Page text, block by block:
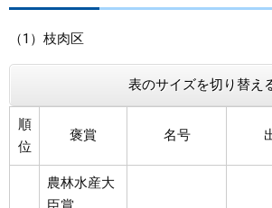
（1）枝肉区
表のサイズを切り替え
順
位
褒賞 名号
農林水産大